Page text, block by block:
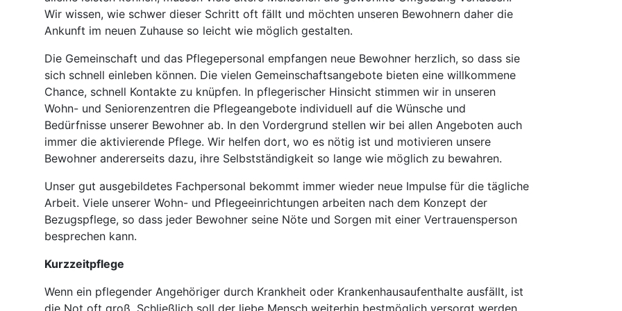
Wir wissen, wie schwer dieser Schritt oft fällt und möchten unseren Bewohnern daher die
Ankunft im neuen Zuhause so leicht wie möglich gestalten.
Die Gemeinschaft und das Pflegepersonal empfangen neue Bewohner herzlich, so dass sie
sich schnell einleben können. Die vielen Gemeinschaftsangebote bieten eine willkommene
Chance, schnell Kontakte zu knüpfen. In pflegerischer Hinsicht stimmen wir in unseren
Wohn- und Seniorenzentren die Pflegeangebote individuell auf die Wünsche und
Bedürfnisse unserer Bewohner ab. In den Vordergrund stellen wir bei allen Angeboten auch
immer die aktivierende Pflege. Wir helfen dort, wo es nötig ist und motivieren unsere
Bewohner andererseits dazu, ihre Selbstständigkeit so lange wie möglich zu bewahren.
Unser gut ausgebildetes Fachpersonal bekommt immer wieder neue Impulse für die tägliche
Arbeit. Viele unserer Wohn- und Pflegeeinrichtungen arbeiten nach dem Konzept der
Bezugspflege, so dass jeder Bewohner seine Nöte und Sorgen mit einer Vertrauensperson
besprechen kann.
Kurzzeitpflege
Wenn ein pflegender Angehöriger durch Krankheit oder Krankenhausaufenthalte ausfällt, ist
die Not oft groß. Schließlich soll der liebe Mensch weiterhin bestmöglich versorgt werden,